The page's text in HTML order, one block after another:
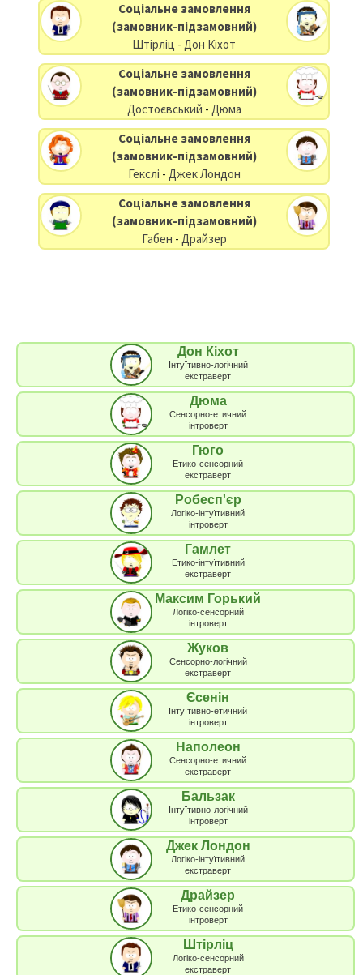
Соціальне замовлення
(замовник-підзамовний)
Штірліц - Дон Кіхот
Соціальне замовлення
(замовник-підзамовний)
Достоєвський - Дюма
Соціальне замовлення
(замовник-підзамовний)
Гекслі - Джек Лондон
Соціальне замовлення
(замовник-підзамовний)
Габен - Драйзер
Дон Кіхот
Інтуїтивно-логічний
екстраверт
Дюма
Сенсорно-етичний
інтроверт
Гюго
Етико-сенсорний
екстраверт
Робесп'єр
Логіко-інтуїтивний
інтроверт
Гамлет
Етико-інтуїтивний
екстраверт
Максим Горький
Логіко-сенсорний
інтроверт
Жуков
Сенсорно-логічний
екстраверт
Єсенін
Інтуїтивно-етичний
інтроверт
Наполеон
Сенсорно-етичний
екстраверт
Бальзак
Інтуїтивно-логічний
інтроверт
Джек Лондон
Логіко-інтуїтивний
екстраверт
Драйзер
Етико-сенсорний
інтроверт
Штірліц
Логіко-сенсорний
екстраверт